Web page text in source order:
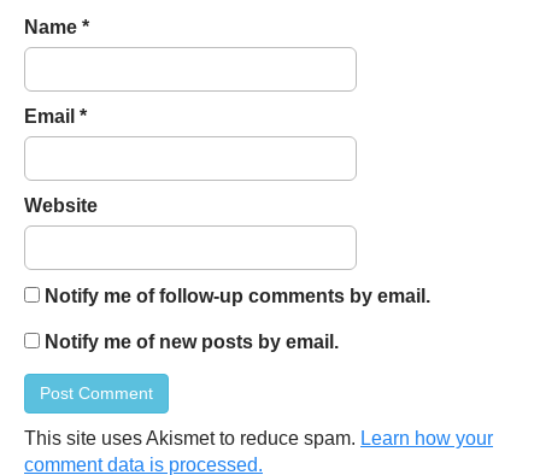
Name *
Email *
Website
Notify me of follow-up comments by email.
Notify me of new posts by email.
This site uses Akismet to reduce spam. Learn how your
comment data is processed.